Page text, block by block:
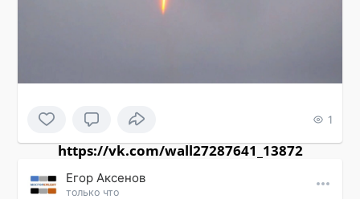
1
https://vk.com/wall27287641_13872
Εгор Αксенов
только что